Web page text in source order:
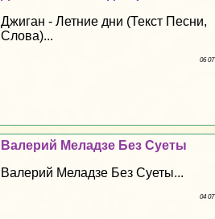
Джиган - Летние дни (Текст Песни,
Слова)...
06
Валерий Меладзе Без Суеты
Валерий Меладзе Без Суеты...
04